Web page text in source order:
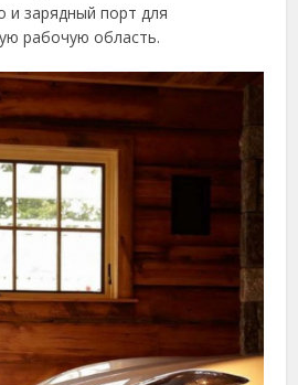
и зарядный порт для
рабочую область.